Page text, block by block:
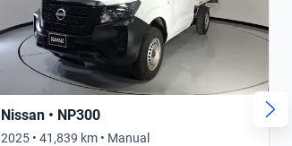
Nissan • NP300
2025 • 41,839 km • Manual